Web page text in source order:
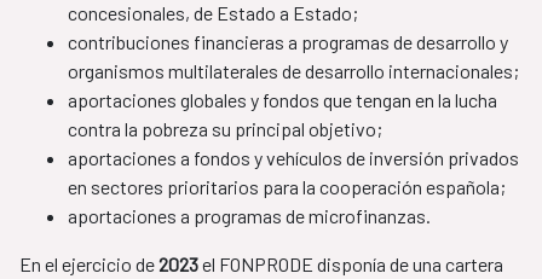
concesionales, de Estado a Estado​;
contribuciones financieras a programas de desarrollo y
organismos multilaterales de desarrollo internacionales;
aportaciones globales y fondos que tengan en la lucha
contra la pobreza su principal objetivo;
aportaciones a fondos y vehículos de inversión privados
en sectores prioritarios para la cooperación española;
aportaciones a programas de microfinanzas.
En el ejercicio de2023el FONPRODE disponía de una cartera